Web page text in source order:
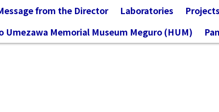
from the Director Laboratories Projects
Umezawa Memorial Museum Meguro (HUM)